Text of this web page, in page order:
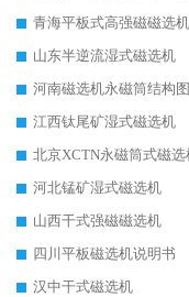
青海平板式高强磁磁选机
山东半逆流湿式磁选机
河南磁选机永磁筒结构图
江西钛尾矿湿式磁选机
河北锰矿湿式磁选机
山西干式强磁磁选机
四川平板磁选机说明书
汉中干式磁选机